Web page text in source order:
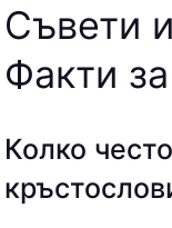
Съвети
Факти
Колко